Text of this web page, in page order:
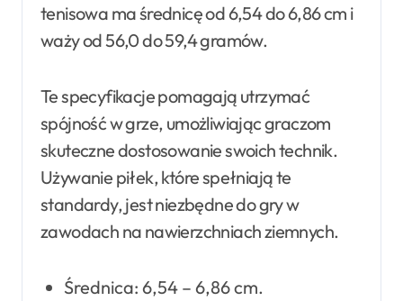
tenisowa ma średnicę od 6,54 do 6,86 cm i
waży od 56,0 do 59,4 gramów.
Te specyfikacje pomagają utrzymać
spójność w grze, umożliwiając graczom
skuteczne dostosowanie swoich technik.
Używanie piłek, które spełniają te
standardy, jest niezbędne do gry w
zawodach na nawierzchniach ziemnych.
Średnica: 6,54 – 6,86 cm.